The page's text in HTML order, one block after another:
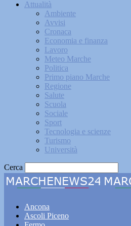
Attualità
Ambiente
Avvisi
Cronaca
Economia e finanza
Lavoro
Meteo Marche
Politica
Primo piano Marche
Regione
Salute
Scuola
Sociale
Sport
Tecnologia e scienze
Turismo
Università
Cerca
Ancona
Ascoli Piceno